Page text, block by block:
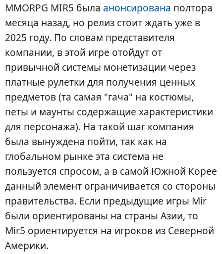
MMORPG MIR5 была анонсирована полтора
месяца назад, но релиз стоит ждать уже в
2025 году. По словам представителя
компании, в этой игре отойдут от
привычной системы монетизации через
платные рулетки для получения ценных
предметов (та самая "гача" на костюмы,
петы и маунты содержащие характеристики
для персонажа). На такой шаг компания
была вынуждена пойти, так как на
глобальном рынке эта система не
пользуется спросом, а в самой Южной Корее
данный элемент ограничивается со стороны
правительства. Если предыдущие игры Mir
были ориентированы на страны Азии, то
Mir5 ориентируется на игроков из Северной
Америки.